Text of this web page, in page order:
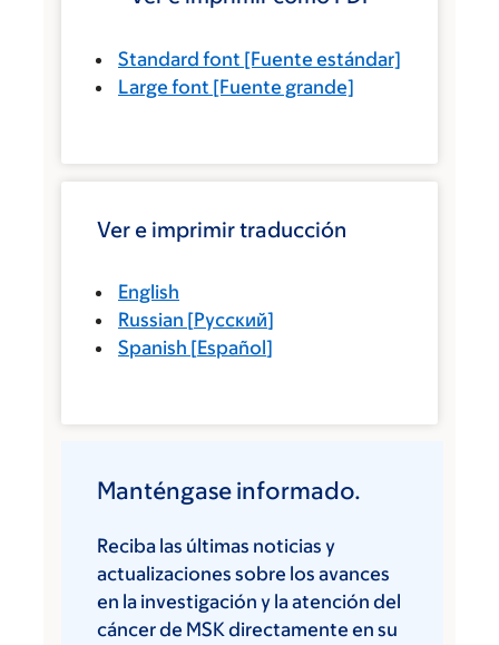
Standard font [Fuente estándar]
Large font [Fuente grande]
Ver e imprimir traducción
English
Russian [Русский]
Spanish [Español]
Manténgase informado.
Reciba las últimas noticias y
actualizaciones sobre los avances
en la investigación y la atención del
cáncer de MSK directamente en su